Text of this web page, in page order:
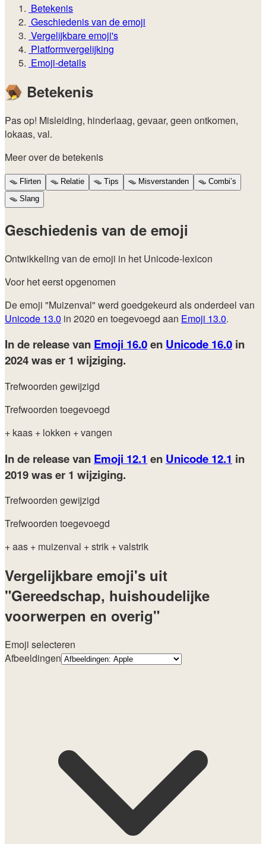
Betekenis
Geschiedenis van de emoji
Vergelijkbare emoji's
Platformvergelijking
Emoji-details
🪤 Betekenis
Pas op! Misleiding, hinderlaag, gevaar, geen ontkomen,
lokaas, val.
Meer over de betekenis
🪤 Flirten 🪤 Relatie 🪤 Tips 🪤 Misverstanden 🪤 Combi’s
🪤 Slang
Geschiedenis van de emoji
Ontwikkeling van de emoji in het Unicode-lexicon
Voor het eerst opgenomen
De emoji "Muizenval" werd goedgekeurd als onderdeel van
Unicode 13.0 in 2020 en toegevoegd aan Emoji 13.0.
In de release van Emoji 16.0en Unicode 16.0 in
2024was er 1 wijziging.
Trefwoorden gewijzigd
Trefwoorden toegevoegd
+ kaas + lokken + vangen
In de release van Emoji 12.1 en Unicode 12.1 in
2019was er 1 wijziging.
Trefwoorden gewijzigd
Trefwoorden toegevoegd
+ aas + muizenval + strik + valstrik
Vergelijkbare emoji's uit
"Gereedschap, huishoudelijke
voorwerpen en overig"
Emoji selecteren
Afbeeldingen